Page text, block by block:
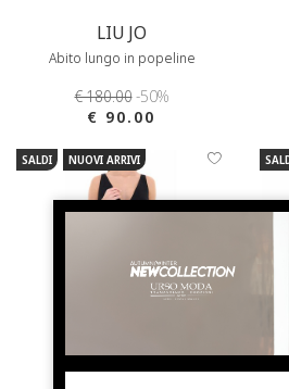
LIU JO
Abito lungo in popeline
€ 180.00-50%
€ 90.00
SALDI NUOVI ARRIVI